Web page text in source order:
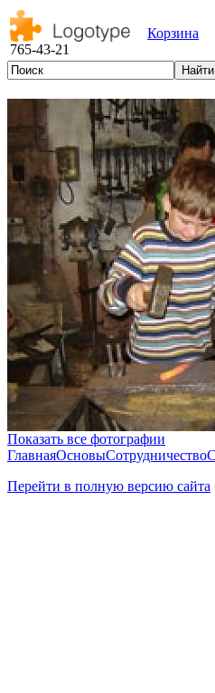
765-43-21
Корзина
Показать все фотографии
ГлавнаяОсновыСотрудничество
Перейти в полную версию сайта